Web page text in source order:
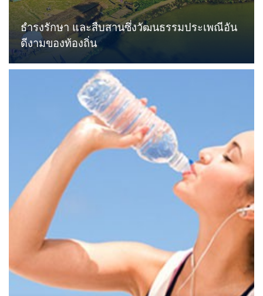
ธำรงรักษา และสืบสานซึ่งวัฒนธรรมประเพณีอัน
ดีงามของท้องถิ่น